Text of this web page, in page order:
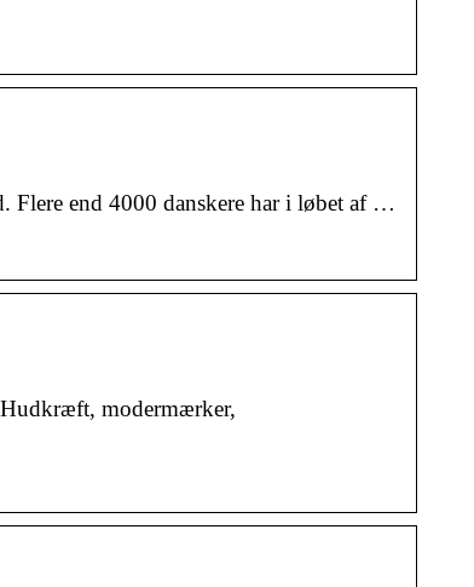
Flere end 4000 danskere har i løbet af …
Hudkræft, modermærker,